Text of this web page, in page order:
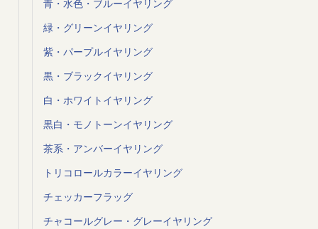
青・水色・ブルーイヤリング
緑・グリーンイヤリング
紫・パープルイヤリング
黒・ブラックイヤリング
白・ホワイトイヤリング
黒白・モノトーンイヤリング
茶系・アンバーイヤリング
トリコロールカラーイヤリング
チェッカーフラッグ
チャコールグレー・グレーイヤリング